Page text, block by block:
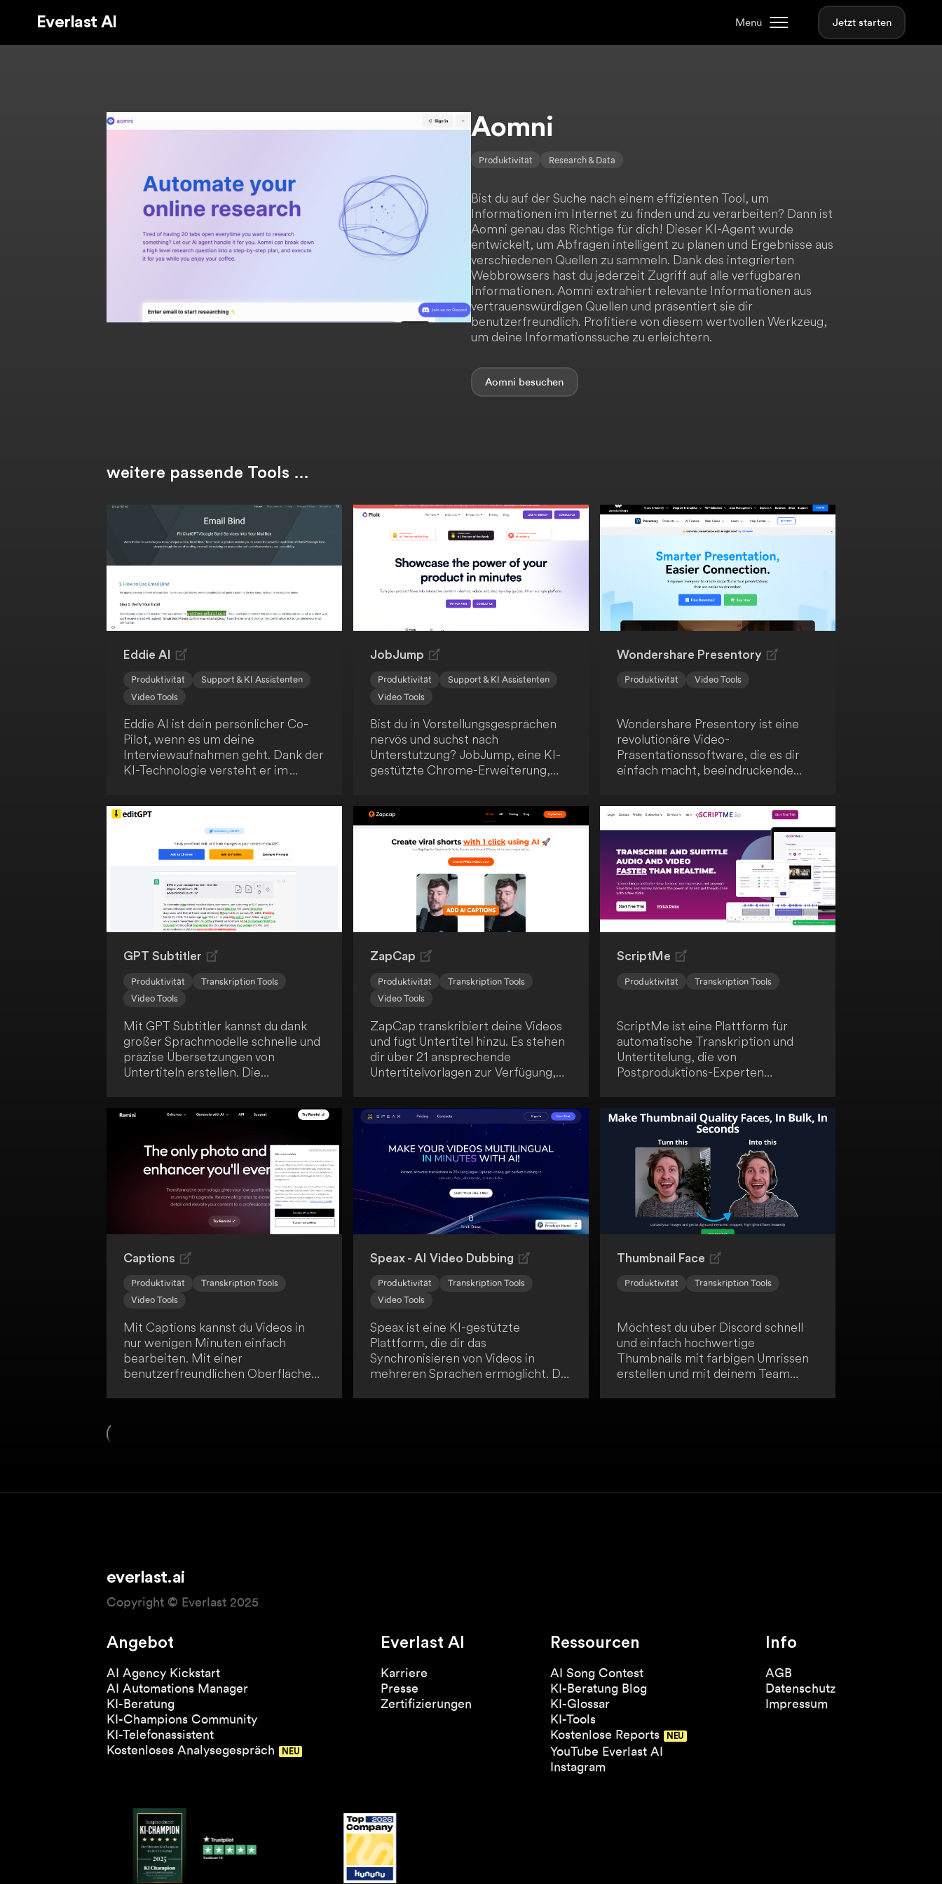
Everlast AI Menü Jetzt starten
Aomni
Produktivität Research & Data
Bist du auf der Suche nach einem effizienten Tool, um
Informationen im Internet zu finden und zu verarbeiten? Dann ist
Aomni genau das Richtige für dich! Dieser KI-Agent wurde
entwickelt, um Abfragen intelligent zu planen und Ergebnisse aus
verschiedenen Quellen zu sammeln. Dank des integrierten
Webbrowsers hast du jederzeit Zugriff auf alle verfügbaren
Informationen. Aomni extrahiert relevante Informationen aus
vertrauenswürdigen Quellen und präsentiert sie dir
benutzerfreundlich. Profitiere von diesem wertvollen Werkzeug,
um deine Informationssuche zu erleichtern.
Aomni
weitere passende Tools …
Eddie AI
Produktivität
Support & KI Assistenten
Video Tools
Eddie AI ist dein persönlicher Co-
Pilot, wenn es um deine
Interviewaufnahmen geht. Dank der
KI-Technologie versteht er im
Aufnahmen blitzschnell bearbeiten.
Du kannst stärkere Hooks
anfordern, deine Schnitte
prägnanter gestalten und nahtlos
mit Eddie iterieren. Anschließend
exportierst du die Ergebnisse ganz
einfach als MP4 oder arbeitest sie in
Adobe, DaVinci Resolve und FCP
JobJump
Produktivität
Support & KI Assistenten
Video Tools
Bist du in Vorstellungsgesprächen
nervös und suchst nach
Unterstützung? JobJump, eine KI-
gestützte Chrome-Erweiterung,
dir prägnante, zielgerichtete
deinem Lebenslauf. Mit dieser
innovativen Lösung wirst du sicher
den gewünschten Job an Land
Wondershare Presentory
Produktivität Video Tools
Wondershare Presentory ist eine
revolutionäre Video-
Präsentationssoftware, die es dir
einfach macht, beeindruckende
bringst du deine Botschaft sicher
bei deinem Publikum an.
GPT Subtitler
Produktivität
Transkription Tools
Video Tools
Mit GPT Subtitler kannst du dank
großer Sprachmodelle schnelle und
präzise Übersetzungen von
Untertiteln erstellen. Die
Videos zu globalisieren. So
durch Effizienz und Genauigkeit.
ZapCap
Produktivität
Transkription Tools
Video Tools
ZapCap transkribiert deine Videos
und fügt Untertitel hinzu. Es stehen
dir über 21 ansprechende
Untertitelvorlagen zur Verfügung,
verbessert die
Benutzerfreundlichkeit und das
Engagement deiner Zuschauer.
ScriptMe
Produktivität Transkription Tools
ScriptMe ist eine Plattform für
automatische Transkription und
Untertitelung, die von
Postproduktions-Experten
und anderen Tools konzipiert.
Captions
Produktivität
Transkription Tools
Video Tools
Mit Captions kannst du Videos in
nur wenigen Minuten einfach
bearbeiten. Mit einer
benutzerfreundlichen Oberfläche
Speax - AI Video Dubbing
Produktivität
Transkription Tools
Video Tools
Speax ist eine KI-gestützte
Plattform, die dir das
Synchronisieren von Videos in
mehreren Sprachen ermöglicht. Die
Thumbnail Face
Produktivität Transkription Tools
Möchtest du über Discord schnell
und einfach hochwertige
Thumbnails mit farbigen Umrissen
erstellen und mit deinem Team
everlast.ai
Copyright © Everlast 2025
Angebot
AI Agency Kickstart
AI Automations Manager
KI-Beratung
KI-Champions Community
KI-Telefonassistent
Kostenloses Analysegespräch
Everlast AI
Karriere
Presse
Zertifizierungen
Ressourcen
AI Song Contest
KI-Beratung Blog
KI-Glossar
KI-Tools
Kostenlose Reports
YouTube Everlast AI
Instagram
Info
AGB
Datenschutz
Impressum